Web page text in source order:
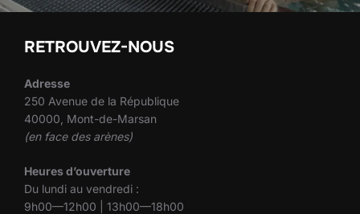
RETROUVEZ-NOUS
Adresse
250 Avenue de la République
40000, Mont-de-Marsan
(en face des arènes)
Heures d’ouverture
Du lundi au vendredi :
9h00—12h00 | 13h00—18h00